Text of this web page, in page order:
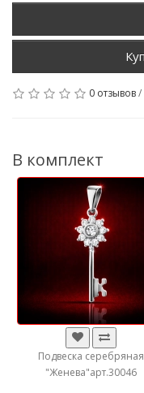
0 отзывов/
В комплект
Подвеска серебряная
"Женева"арт.30046